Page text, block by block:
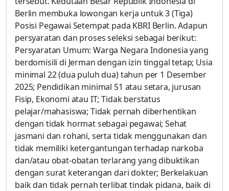
Berlin membuka lowongan kerja untuk 3 (Tiga)
Posisi Pegawai Setempat pada KBRI Berlin. Adapun
persyaratan dan proses seleksi sebagai berikut:
Persyaratan Umum: Warga Negara Indonesia yang
berdomisili di Jerman dengan izin tinggal tetap; Usia
minimal 22 (dua puluh dua) tahun per 1 Desember
2025; Pendidikan minimal S1 atau setara, jurusan
Fisip, Ekonomi atau IT; Tidak berstatus
pelajar/mahasiswa; Tidak pernah diberhentikan
dengan tidak hormat sebagai pegawai; Sehat
jasmani dan rohani, serta tidak menggunakan dan
tidak memiliki ketergantungan terhadap narkoba
dan/atau obat-obatan terlarang yang dibuktikan
dengan surat keterangan dari dokter; Berkelakuan
baik dan tidak pernah terlibat tindak pidana, baik di